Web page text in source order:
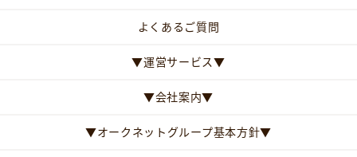
よくあるご質問
▼運営サービス▼
▼会社案内▼
▼オークネットグループ基本方針▼